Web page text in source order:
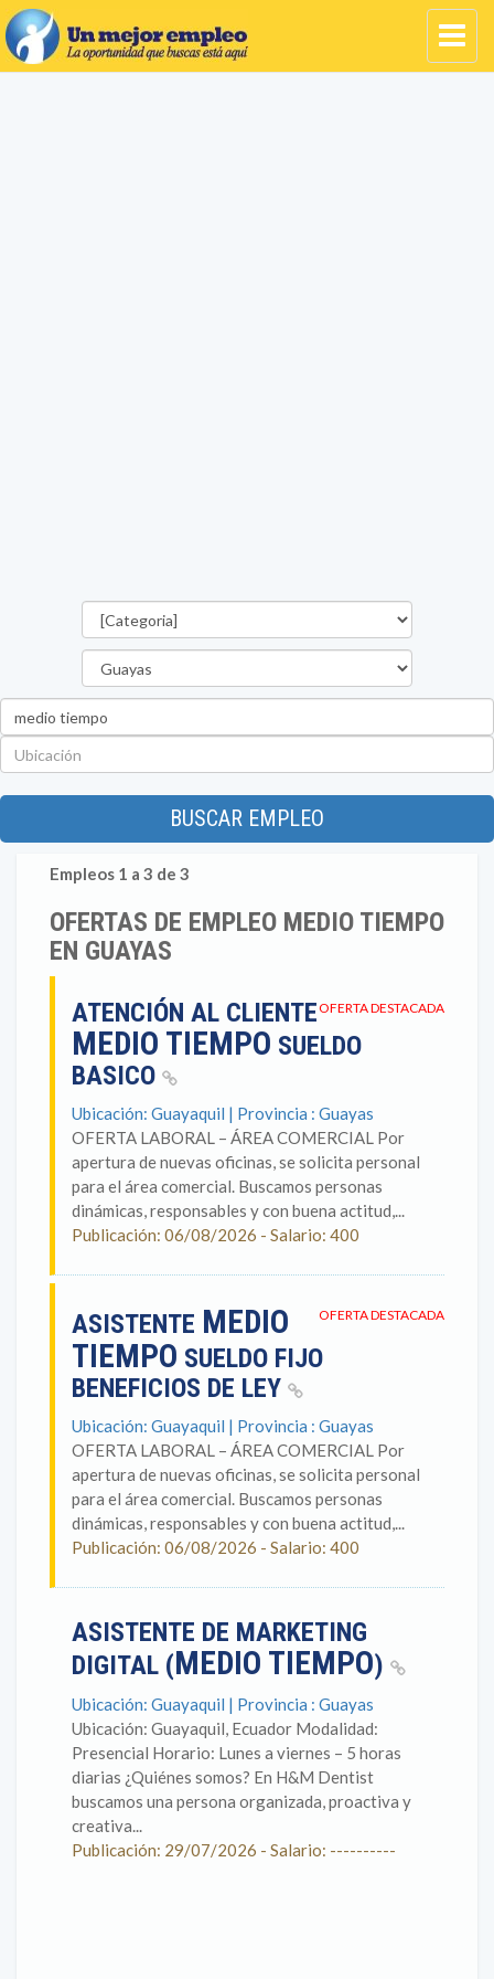
BUSCAR EMPLEO
Empleos 1 a 3 de 3
OFERTAS DE EMPLEO MEDIO TIEMPO
EN GUAYAS
OFERTA DESTACADA
ATENCIÓN AL CLIENTE
MEDIO TIEMPO SUELDO
BASICO
Ubicación: Guayaquil | Provincia : Guayas
OFERTA LABORAL – ÁREA COMERCIAL Por
apertura de nuevas oficinas, se solicita personal
para el área comercial. Buscamos personas
dinámicas, responsables y con buena actitud,...
Publicación: 06/08/2026 - Salario: 400
OFERTA DESTACADA
ASISTENTE MEDIO
TIEMPO SUELDO FIJO
BENEFICIOS DE LEY
Ubicación: Guayaquil | Provincia : Guayas
OFERTA LABORAL – ÁREA COMERCIAL Por
apertura de nuevas oficinas, se solicita personal
para el área comercial. Buscamos personas
dinámicas, responsables y con buena actitud,...
Publicación: 06/08/2026 - Salario: 400
ASISTENTE DE MARKETING
DIGITAL (MEDIO TIEMPO)
Ubicación: Guayaquil | Provincia : Guayas
Ubicación: Guayaquil, Ecuador Modalidad:
Presencial Horario: Lunes a viernes – 5 horas
diarias ¿Quiénes somos? En H&M Dentist
buscamos una persona organizada, proactiva y
creativa...
Publicación: 29/07/2026 - Salario: ----------